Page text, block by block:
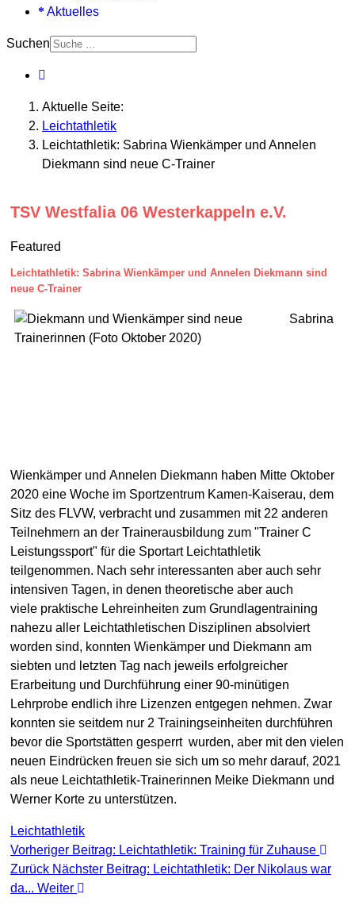
Aktuelles
Suchen
Aktuelle Seite:
Leichtathletik
Leichtathletik: Sabrina Wienkämper und Annelen
Diekmann sind neue C-Trainer
TSV Westfalia 06 Westerkappeln e.V.
Featured
Leichtathletik: Sabrina Wienkämper und Annelen Diekmann sind
neue C-Trainer
Sabrina
Wienkämper und Annelen Diekmann haben Mitte Oktober
2020 eine Woche im Sportzentrum Kamen-Kaiserau, dem
Sitz des FLVW, verbracht und zusammen mit 22 anderen
Teilnehmern an der Trainerausbildung zum "Trainer C
Leistungssport" für die Sportart Leichtathletik
teilgenommen. Nach sehr interessanten aber auch sehr
intensiven Tagen, in denen theoretische aber auch
viele praktische Lehreinheiten zum Grundlagentraining
nahezu aller Leichtathletischen Disziplinen absolviert
worden sind, konnten Wienkämper und Diekmann am
siebten und letzten Tag nach jeweils erfolgreicher
Erarbeitung und Durchführung einer 90-minütigen
Lehrprobe endlich ihre Lizenzen entgegen nehmen. Zwar
konnten sie seitdem nur 2 Trainingseinheiten durchführen
bevor die Sportstätten gesperrt wurden, aber mit den vielen
neuen Eindrücken freuen sie sich um so mehr darauf, 2021
als neue Leichtathletik-Trainerinnen Meike Diekmann und
Werner Korte zu unterstützen.
Leichtathletik
Vorheriger Beitrag: Leichtathletik: Training für Zuhause
Zurück Nächster Beitrag: Leichtathletik: Der Nikolaus war
da... Weiter